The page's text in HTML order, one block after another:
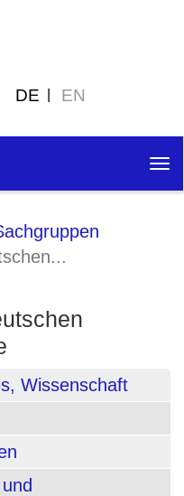
DE EN
Wissenschaft